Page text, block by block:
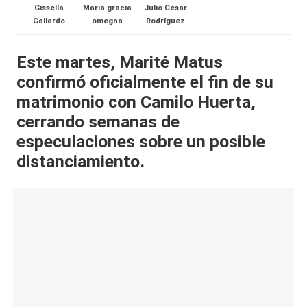
y
s,
T
V
y
Gissella
Gallardo
Maria gracia
omegna
Julio César
Rodríguez
Este martes, Marité Matus
confirmó oficialmente el fin de su
matrimonio con Camilo Huerta,
cerrando semanas de
especulaciones sobre un posible
distanciamiento.